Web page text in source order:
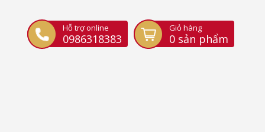
Giỏ hàng
0 sản phẩm
Hỗ trợ online
0986318383